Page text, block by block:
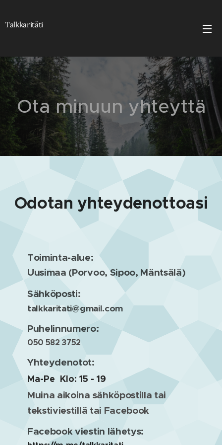
Talkkaritäti
Ota minuun yhteyttä
Odotan yhteydenottoasi
Toiminta-alue:
Uusimaa (Porvoo, Sipoo, Mäntsälä)
Sähköposti:
talkkaritati@gmail.com
Puhelinnumero:
050 582 3752
Yhteydenotot:
Ma-Pe Klo: 15 - 19
Muina aikoina sähköpostilla tai
tekstiviestillä tai Facebook
Facebook viestin lähetys: